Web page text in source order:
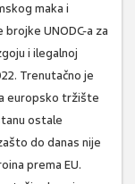
maka i
UNODC-a za
i ilegalnoj
Trenutačno je
europsko tržište
ostale
do danas nije
prema EU.